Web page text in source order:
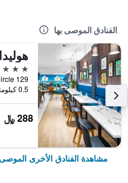
الفنادق الموصى بها
4 نجوم
0.5 كيلومتر عن وسط المدينة
288 ﷼
مشاهدة الفنادق الأخرى الموصى